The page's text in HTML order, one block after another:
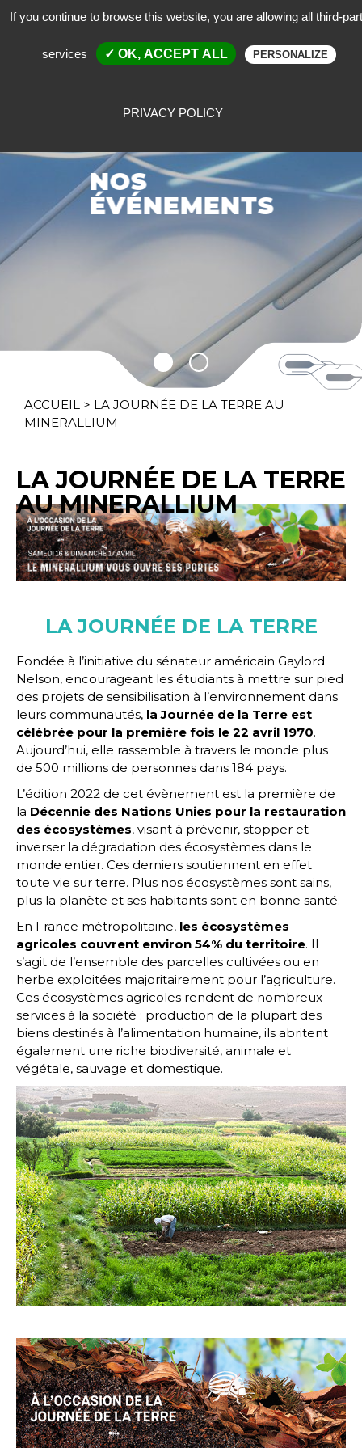
NOS
ÉVÉNEMENTS
ACCUEIL > LA JOURNÉE DE LA TERRE AU
MINERALLIUM
LA JOURNÉE DE LA TERRE
AU MINERALLIUM
LA JOURNÉE DE LA TERRE
Fondée à l’initiative du sénateur américain Gaylord
Nelson, encourageant les étudiants à mettre sur pied
des projets de sensibilisation à l’environnement dans
leurs communautés, la Journée de la Terre est
célébrée pour la première fois le 22 avril 1970.
Aujourd’hui, elle rassemble à travers le monde plus
de 500 millions de personnes dans 184 pays.
L’édition 2022 de cet évènement est la première de
la Décennie des Nations Unies pour la restauration
des écosystèmes, visant à prévenir, stopper et
inverser la dégradation des écosystèmes dans le
monde entier. Ces derniers soutiennent en effet
toute vie sur terre. Plus nos écosystèmes sont sains,
plus la planète et ses habitants sont en bonne santé.
En France métropolitaine, les écosystèmes
agricoles couvrent environ 54% du territoire. Il
s’agit de l’ensemble des parcelles cultivées ou en
herbe exploitées majoritairement pour l’agriculture.
Ces écosystèmes agricoles rendent de nombreux
services à la société : production de la plupart des
biens destinés à l’alimentation humaine, ils abritent
également une riche biodiversité, animale et
végétale, sauvage et domestique.
If you continue to browse this website, you are allowing all third-
services ✓ OK, ACCEPT ALL PERSONALIZE
PRIVACY POLICY